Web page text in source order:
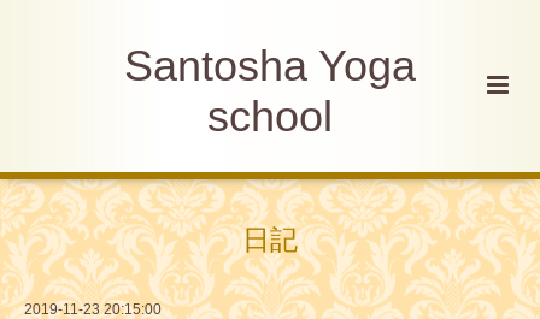
Santosha Yoga
school
日記
2019-11-23 20:15:00